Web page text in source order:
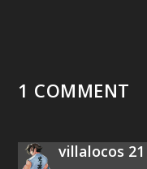
1 COMMENT
villalocos 21